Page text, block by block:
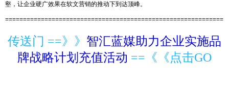
壑，让企业硬广效果在软文营销的推动下到达顶峰。
=============================================================
传送门 ==》》 智汇蓝媒助力企业实施品
牌战略计划充值活动 ==《《点击GO